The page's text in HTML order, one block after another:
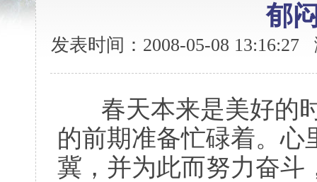
郁
发表时间：2008-05-08
春天本来是美好的
的前期准备忙碌着。心
冀，并为此而努力奋斗